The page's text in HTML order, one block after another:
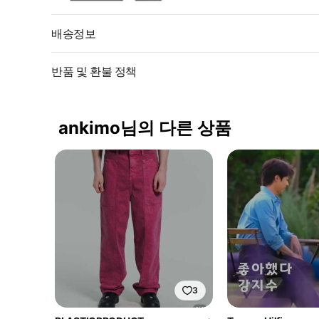
배송정보
반품 및 환불 정책
ankimo님의 다른 상품
3